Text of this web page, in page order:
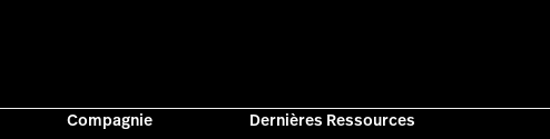
Compagnie Dernières Ressources